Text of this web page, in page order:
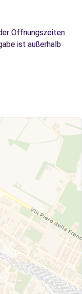
Öffnungszeiten
ist außerhalb